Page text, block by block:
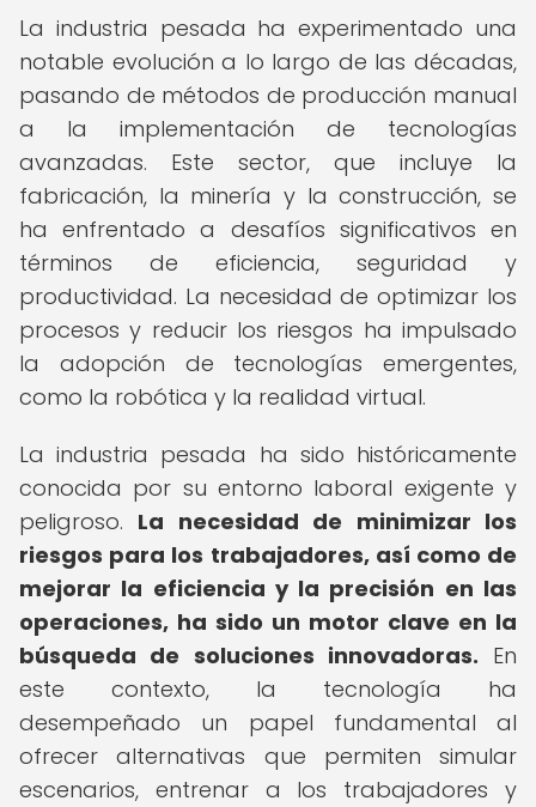
La industria pesada ha experimentado una
notable evolución a lo largo de las décadas,
pasando de métodos de producción manual
a la implementación de tecnologías
avanzadas. Este sector, que incluye la
fabricación, la minería y la construcción, se
ha enfrentado a desafíos significativos en
términos de eficiencia, seguridad y
productividad. La necesidad de optimizar los
procesos y reducir los riesgos ha impulsado
la adopción de tecnologías emergentes,
como la robótica y la realidad virtual.
La industria pesada ha sido históricamente
conocida por su entorno laboral exigente y
peligroso. La necesidad de minimizar los
riesgos para los trabajadores, así como de
mejorar la eficiencia y la precisión en las
operaciones, ha sido un motor clave en la
búsqueda de soluciones innovadoras. En
este contexto, la tecnología ha
desempeñado un papel fundamental al
ofrecer alternativas que permiten simular
escenarios, entrenar a los trabajadores y